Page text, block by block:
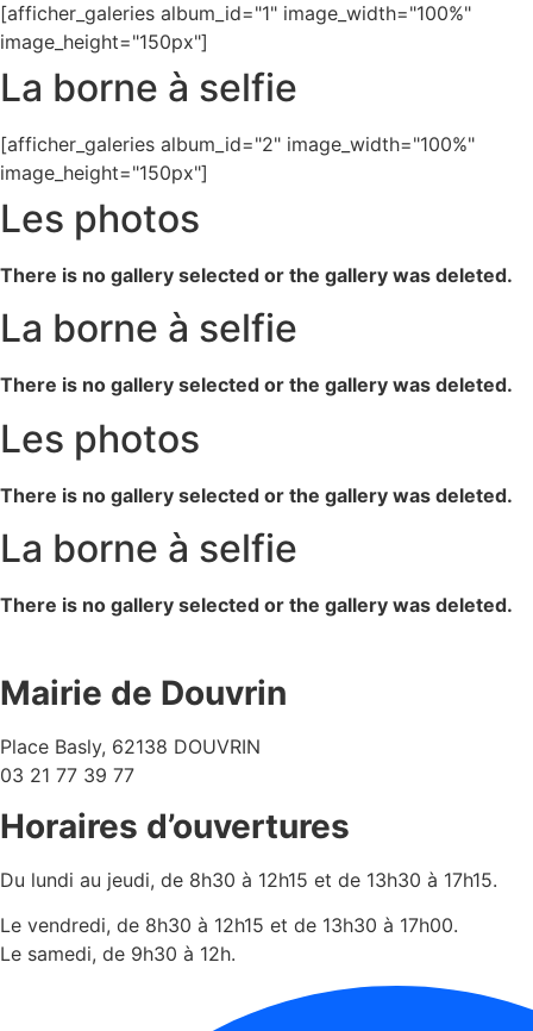
[afficher_galeries album_id="1" image_width="100%"
image_height="150px"]
La borne à selfie
[afficher_galeries album_id="2" image_width="100%"
image_height="150px"]
Les photos
There is no gallery selected or the gallery was deleted.
La borne à selfie
There is no gallery selected or the gallery was deleted.
Les photos
There is no gallery selected or the gallery was deleted.
La borne à selfie
There is no gallery selected or the gallery was deleted.
Mairie de Douvrin
Place Basly, 62138 DOUVRIN
03 21 77 39 77
Horaires d’ouvertures
Du lundi au jeudi, de 8h30 à 12h15 et de 13h30 à 17h15.
Le vendredi, de 8h30 à 12h15 et de 13h30 à 17h00.
Le samedi, de 9h30 à 12h.